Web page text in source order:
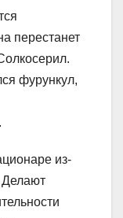
перестанет
фурункул,
из-
Делают